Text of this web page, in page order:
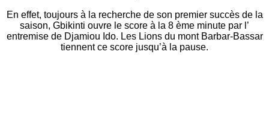
En effet, toujours à la recherche de son premier succès de la
saison, Gbikinti ouvre le score à la 8 ème minute par l’
entremise de Djamiou Ido. Les Lions du mont Barbar-Bassar
tiennent ce score jusqu’à la pause.